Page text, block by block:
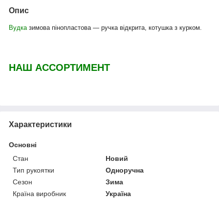
Опис
Вудка зимова пінопластова — ручка відкрита, котушка з курком.
НАШ АССОРТИМЕНТ
Характеристики
Основні
Стан
Новий
Тип рукоятки
Одноручна
Сезон
Зима
Країна виробник
Україна